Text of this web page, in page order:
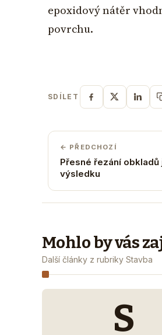
epoxidový nátěr
povrchu.
SDÍLET
← PŘEDCHOZÍ
Přesné řezání
výsledku
Mohlo by vás
Další články z rubriky Stavba
S